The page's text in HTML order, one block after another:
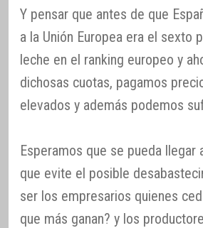
Y pensar que antes de que
a la Unión Europea era el sexto
leche en el ranking europeo y
dichosas cuotas, pagamos
elevados y además podemos
Esperamos que se pueda llegar
que evite el posible
ser los empresarios quienes
que más ganan? y los